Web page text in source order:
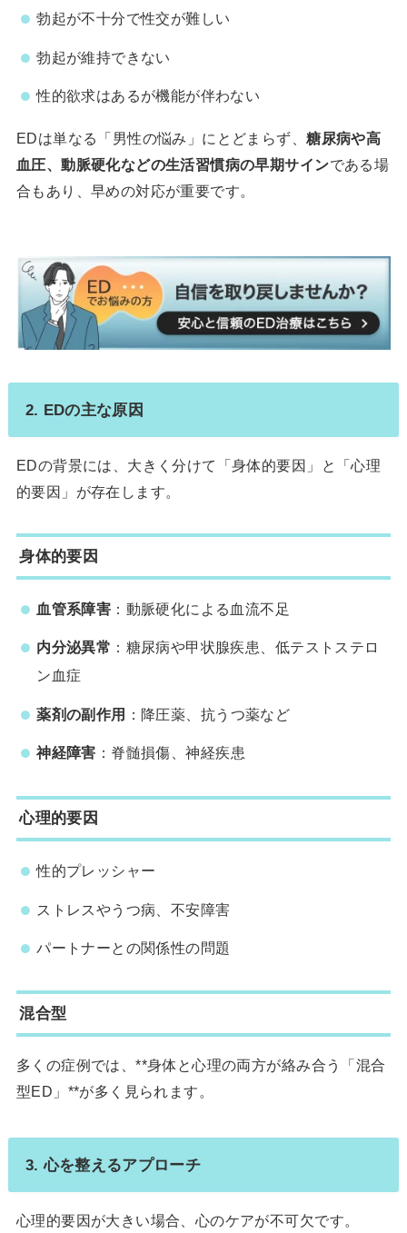
勃起が不十分で性交が難しい
勃起が維持できない
性的欲求はあるが機能が伴わない
EDは単なる「男性の悩み」にとどまらず、糖尿病や高
血圧、動脈硬化などの生活習慣病の早期サインである場
合もあり、早めの対応が重要です。
2. EDの主な原因
EDの背景には、大きく分けて「身体的要因」と「心理
的要因」が存在します。
身体的要因
血管系障害 ：動脈硬化による血流不足
内分泌異常 ：糖尿病や甲状腺疾患、低テストステロ
ン血症
薬剤の副作用 ：降圧薬、抗うつ薬など
神経障害 ：脊髄損傷、神経疾患
心理的要因
性的プレッシャー
ストレスやうつ病、不安障害
パートナーとの関係性の問題
混合型
多くの症例では、**身体と心理の両方が絡み合う「混合
型ED」**が多く見られます。
3. 心を整えるアプローチ
心理的要因が大きい場合、心のケアが不可欠です。